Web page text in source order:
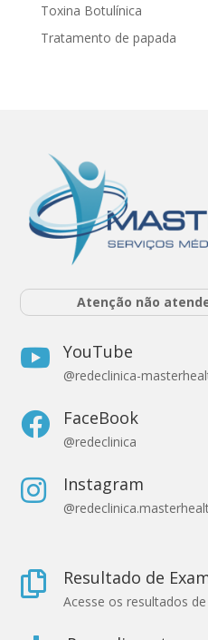
Toxina Botulínica
Tratamento de papada
Atenção não
 YouTube
@redeclinica-
 FaceBook
@redeclinica
 Instagram
 Resultado de
Acesse os resultados